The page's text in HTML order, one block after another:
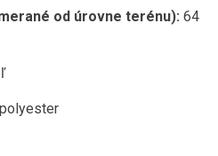
od úrovne terénu): 64